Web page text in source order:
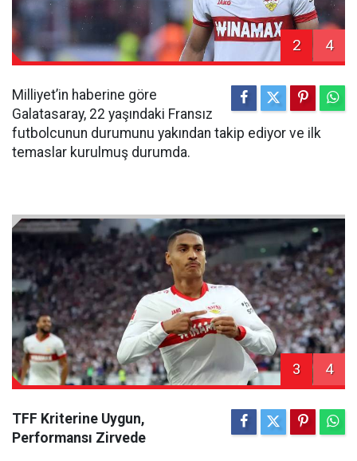
2 4
Milliyet’in haberine göre
Galatasaray, 22 yaşındaki Fransız
futbolcunun durumunu yakından takip ediyor ve ilk
temaslar kurulmuş durumda.
3 4
TFF Kriterine Uygun,
Performansı Zirvede